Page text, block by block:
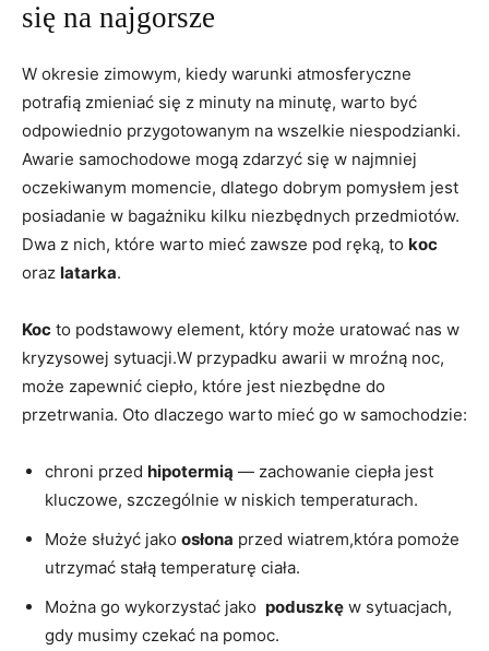
się na ​najgorsze
W okresie⁣ zimowym, kiedy ⁤warunki atmosferyczne
potrafią⁢ zmieniać⁤ się z minuty na minutę, warto być
odpowiednio‍ przygotowanym na⁤ wszelkie niespodzianki.
Awarie samochodowe mogą zdarzyć⁢ się w najmniej
oczekiwanym momencie, dlatego ‍dobrym pomysłem jest⁣
posiadanie w⁣ bagażniku kilku⁤ niezbędnych przedmiotów.
Dwa ‍z nich, które⁢ warto mieć ‍zawsze ‌pod ręką,⁤ to koc
oraz latarka.
Koc to podstawowy element, który może uratować ⁢nas w
kryzysowej ⁤sytuacji.W przypadku awarii w ​mroźną noc,
może zapewnić ⁣ciepło,​ które‌ jest niezbędne do
przetrwania. Oto dlaczego warto ⁢mieć ​go w samochodzie:
chroni przed hipotermią — zachowanie ‌ciepła jest⁤
kluczowe, szczególnie w niskich temperaturach.
Może służyć ‌jako osłona ⁤przed wiatrem,która⁤ pomoże
⁢utrzymać stałą temperaturę‍ ciała.
Można go wykorzystać ‌jako ⁤ poduszkę w sytuacjach,
gdy musimy czekać na pomoc.